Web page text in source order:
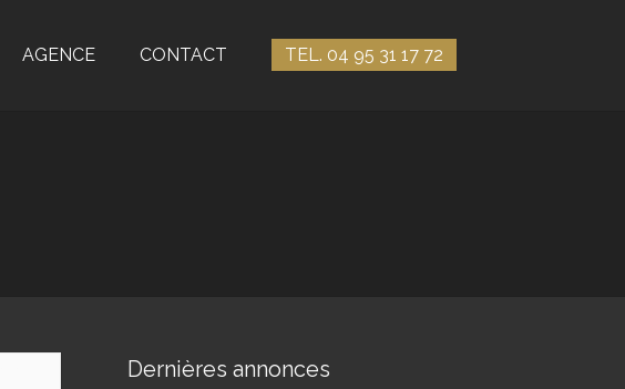
AGENCE CONTACT TEL. 04 95 31 17 72
Dernières annonces